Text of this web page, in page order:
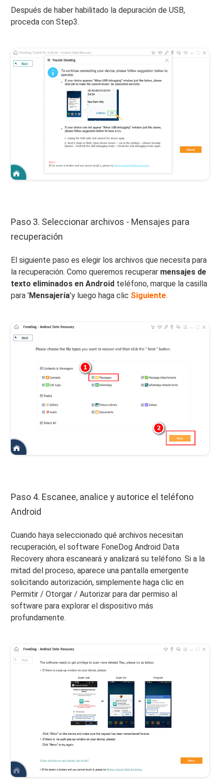
Después de haber habilitado la depuración de USB,
proceda con Step3.
Paso 3. Seleccionar archivos - Mensajes para
recuperación
El siguiente paso es elegir los archivos que necesita para
la recuperación. Como queremos recuperar mensajes de
texto eliminados en Android teléfono, marque la casilla
para 'Mensajería'y luego haga clic Siguiente.
Paso 4. Escanee, analice y autorice el teléfono
Android
Cuando haya seleccionado qué archivos necesitan
recuperación, el software FoneDog Android Data
Recovery ahora escaneará y analizará su teléfono. Si a la
mitad del proceso, aparece una pantalla emergente
solicitando autorización, simplemente haga clic en
Permitir / Otorgar / Autorizar para dar permiso al
software para explorar el dispositivo más
profundamente.